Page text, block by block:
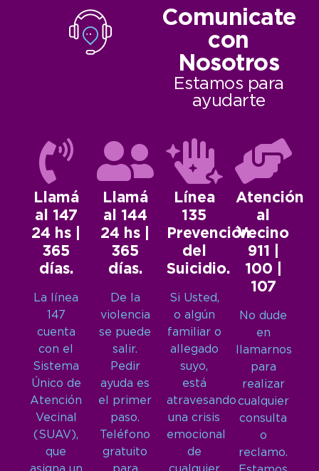
Comunicate
con
Nosotros
Estamos para
ayudarte
Llamá
al 147
24 hs |
365
días.
La línea
147
cuenta
con el
Sistema
Único de
Atención
Vecinal
(SUAV),
que
Llamá
al 144
24 hs |
365
días.
De la
violencia
se puede
salir.
Pedir
ayuda es
el primer
paso.
Teléfono
gratuito
Línea
135
Prevención
del
Suicidio.
Si Usted,
o algún
familiar o
allegado
suyo,
está
atravesando
una crisis
emocional
de
Atención
al
Vecino
911 |
100 |
107
No dude
en
llamarnos
para
realizar
cualquier
consulta
o
reclamo.